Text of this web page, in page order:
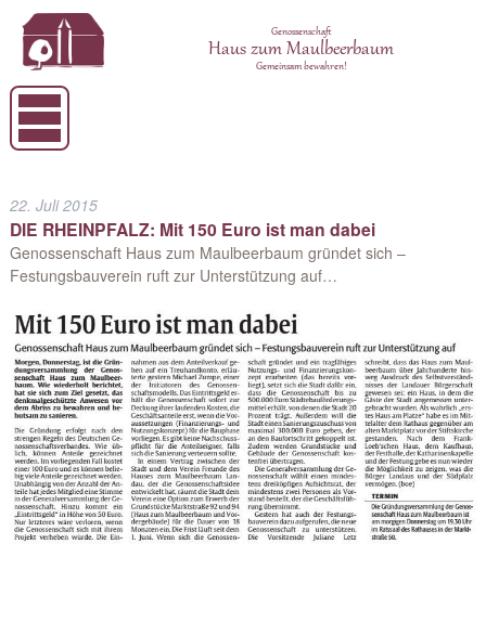
Genossenschaft
Haus zum Maulbeerbaum
Gemeinsam bewahren!
22. Juli 2015
DIE RHEINPFALZ: Mit 150 Euro ist man dabei
Genossenschaft Haus zum Maulbeerbaum gründet sich –
Festungsbauverein ruft zur Unterstützung auf…